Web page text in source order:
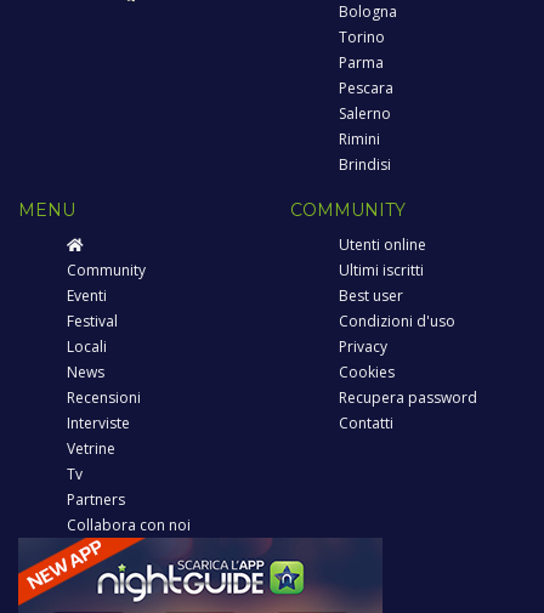
Bologna
Torino
Parma
Pescara
Salerno
Rimini
Brindisi
MENU
Community
Eventi
Festival
Locali
News
Recensioni
Interviste
Vetrine
Tv
Partners
Collabora con noi
COMMUNITY
Utenti online
Ultimi iscritti
Best user
Condizioni d'uso
Privacy
Cookies
Recupera password
Contatti